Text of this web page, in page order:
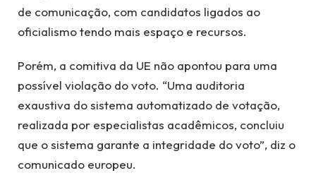
de comunicação, com candidatos ligados ao
oficialismo tendo mais espaço e recursos.
Porém, a comitiva da UE não apontou para uma
possível violação do voto. “Uma auditoria
exaustiva do sistema automatizado de votação,
realizada por especialistas acadêmicos, concluiu
que o sistema garante a integridade do voto”, diz o
comunicado europeu.